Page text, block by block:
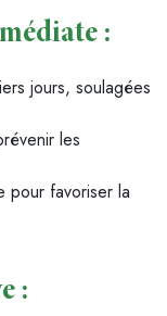
:
jours, soulagées
les
pour favoriser la
: